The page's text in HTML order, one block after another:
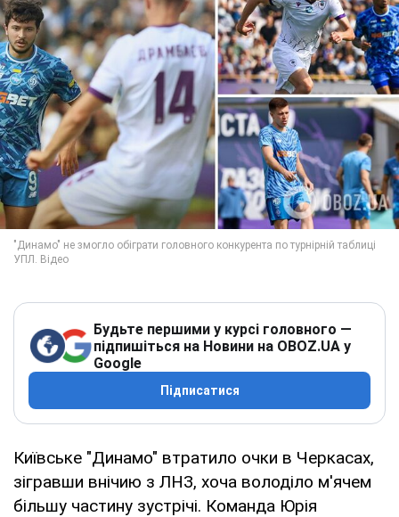
Будьте першими у курсі головного —
підпишіться на Новини на OBOZ.UA у
Google
Підписатися
Київське "Динамо" втратило очки в Черкасах,
зігравши внічию з ЛНЗ, хоча володіло м'ячем
більшу частину зустрічі. Команда Юрія